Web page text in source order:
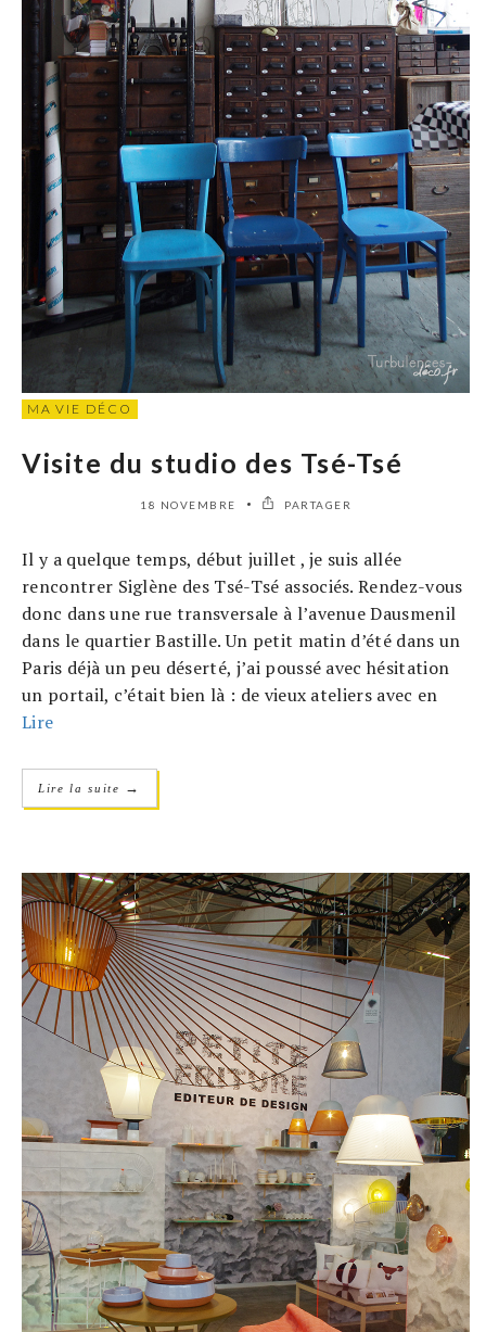
MA VIE DÉCO
Visite du studio des Tsé-Tsé
18 NOVEMBRE PARTAGER
Il y a quelque temps, début juillet , je suis allée
rencontrer Siglène des Tsé-Tsé associés. Rendez-vous
donc dans une rue transversale à l’avenue Dausmenil
dans le quartier Bastille. Un petit matin d’été dans un
Paris déjà un peu déserté, j’ai poussé avec hésitation
un portail, c’était bien là : de vieux ateliers avec en
Lire
Lire la suite →